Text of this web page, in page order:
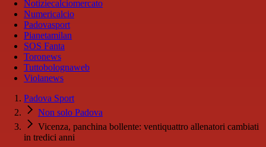
Notiziecalciomercato
Numericalcio
Padovasport
Pianetamilan
SOS Fanta
Toronews
Tuttobolognaweb
Violanews
Padova Sport
Non solo Padova
Vicenza, panchina bollente: ventiquattro allenatori cambiati
in tredici anni